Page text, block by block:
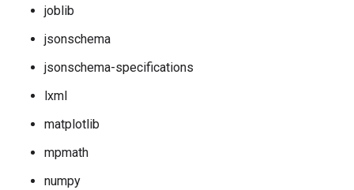
joblib
jsonschema
jsonschema-specifications
lxml
matplotlib
mpmath
numpy